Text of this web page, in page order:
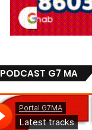
PODCAST G7 MA